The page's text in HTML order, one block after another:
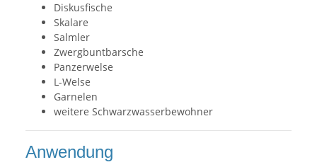
Diskusfische
Skalare
Salmler
Zwergbuntbarsche
Panzerwelse
L-Welse
Garnelen
weitere Schwarzwasserbewohner
Anwendung